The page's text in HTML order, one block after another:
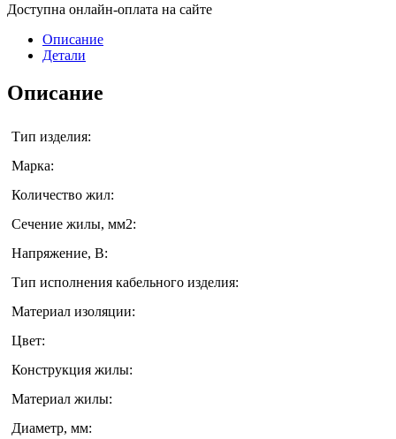
Доступна онлайн-оплата на сайте
Описание
Детали
Описание
Тип изделия:
Марка:
Количество жил:
Сечение жилы, мм2:
Напряжение, В:
Тип исполнения кабельного изделия:
Материал изоляции:
Цвет:
Конструкция жилы:
Материал жилы:
Диаметр, мм: